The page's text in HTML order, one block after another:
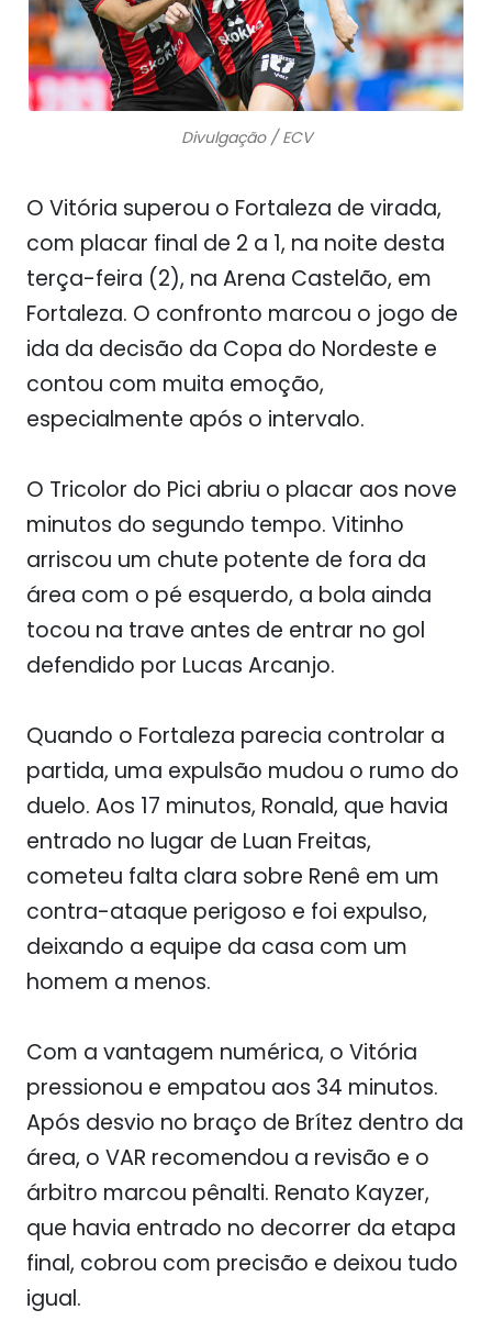
Divulgação / ECV
O Vitória superou o Fortaleza de virada,
com placar final de 2 a 1, na noite desta
terça-feira (2), na Arena Castelão, em
Fortaleza. O confronto marcou o jogo de
ida da decisão da Copa do Nordeste e
contou com muita emoção,
especialmente após o intervalo.
O Tricolor do Pici abriu o placar aos nove
minutos do segundo tempo. Vitinho
arriscou um chute potente de fora da
área com o pé esquerdo, a bola ainda
tocou na trave antes de entrar no gol
defendido por Lucas Arcanjo.
Quando o Fortaleza parecia controlar a
partida, uma expulsão mudou o rumo do
duelo. Aos 17 minutos, Ronald, que havia
entrado no lugar de Luan Freitas,
cometeu falta clara sobre Renê em um
contra-ataque perigoso e foi expulso,
deixando a equipe da casa com um
homem a menos.
Com a vantagem numérica, o Vitória
pressionou e empatou aos 34 minutos.
Após desvio no braço de Brítez dentro da
área, o VAR recomendou a revisão e o
árbitro marcou pênalti. Renato Kayzer,
que havia entrado no decorrer da etapa
final, cobrou com precisão e deixou tudo
igual.